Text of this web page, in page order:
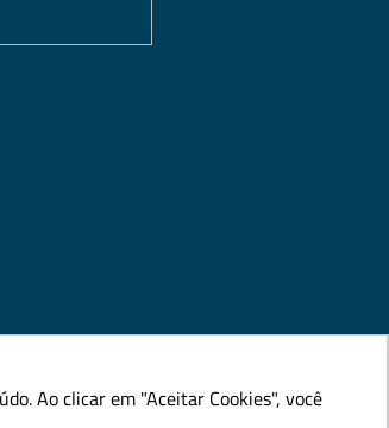
Ao clicar em "Aceitar Cookies", você
Ao clicar em "Aceitar Cookies", você